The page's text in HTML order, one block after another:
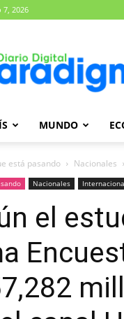
7, 2026
Paradigma
MUNDO
está pasando Nacionales
Nacionales
el